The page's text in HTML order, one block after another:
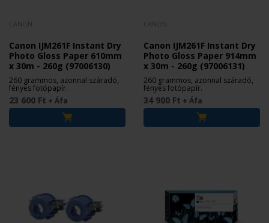
Canon IJM261F Instant Dry
Photo Gloss Paper 610mm
x 30m - 260g (97006130)
260 grammos, azonnal száradó,
fényes fotópapír.
23 600 Ft + Áfa
Canon IJM261F Instant Dry
Photo Gloss Paper 914mm
x 30m - 260g (97006131)
260 grammos, azonnal száradó,
fényes fotópapír.
34 900 Ft + Áfa